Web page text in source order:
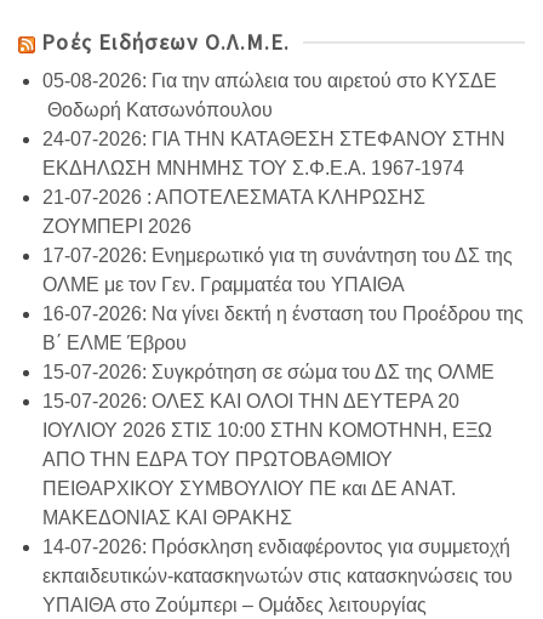
Ροές Ειδήσεων Ο.Λ.Μ.Ε.
05-08-2026: Για την απώλεια του αιρετού στο ΚΥΣΔΕ
Θοδωρή Κατσωνόπουλου
24-07-2026: ΓΙΑ ΤΗΝ ΚΑΤΑΘΕΣΗ ΣΤΕΦΑΝΟΥ ΣΤΗΝ
ΕΚΔΗΛΩΣΗ ΜΝΗΜΗΣ ΤΟΥ Σ.Φ.Ε.Α. 1967-1974
21-07-2026 : ΑΠΟΤΕΛΕΣΜΑΤΑ ΚΛΗΡΩΣΗΣ
ΖΟΥΜΠΕΡΙ 2026
17-07-2026: Ενημερωτικό για τη συνάντηση του ΔΣ της
ΟΛΜΕ με τον Γεν. Γραμματέα του ΥΠΑΙΘΑ
16-07-2026: Να γίνει δεκτή η ένσταση του Προέδρου της
Β΄ ΕΛΜΕ Έβρου
15-07-2026: Συγκρότηση σε σώμα του ΔΣ της ΟΛΜΕ
15-07-2026: ΟΛΕΣ ΚΑΙ ΟΛΟΙ ΤΗΝ ΔΕΥΤΕΡΑ 20
ΙΟΥΛΙΟΥ 2026 ΣΤΙΣ 10:00 ΣΤΗΝ ΚΟΜΟΤΗΝΗ, ΕΞΩ
ΑΠΟ ΤΗΝ ΕΔΡΑ ΤΟΥ ΠΡΩΤΟΒΑΘΜΙΟΥ
ΠΕΙΘΑΡΧΙΚΟΥ ΣΥΜΒΟΥΛΙΟΥ ΠΕ και ΔΕ ΑΝΑΤ.
ΜΑΚΕΔΟΝΙΑΣ ΚΑΙ ΘΡΑΚΗΣ
14-07-2026: Πρόσκληση ενδιαφέροντος για συμμετοχή
εκπαιδευτικών-κατασκηνωτών στις κατασκηνώσεις του
ΥΠΑΙΘΑ στο Ζούμπερι – Ομάδες λειτουργίας